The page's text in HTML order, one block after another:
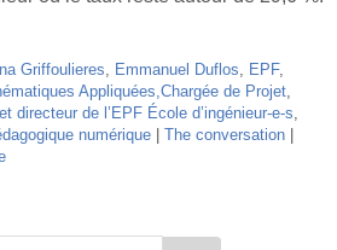
Griffoulieres Emmanuel Duflos EPF,
Appliquées,Chargée de Projet,
directeur de l’EPF École d’ingénieur-e-s
numérique
The conversation